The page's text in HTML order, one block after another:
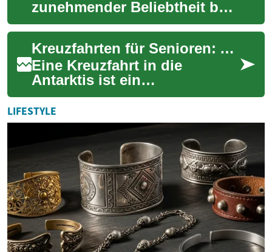
zunehmender Beliebtheit bei
Reisenden aller
Altersgruppen, insbesondere
bei Senioren. Eine...
Kreuzfahrten für Senioren: Antarktis-Abenteuer auf hoher See
Eine Kreuzfahrt in die
Antarktis ist ein
unvergessliches Erlebnis, das
auch für Senioren immer
beliebter wird. Die at...
LIFESTYLE